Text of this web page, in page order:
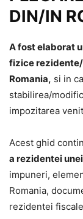
DIN/IN
A fost elaborat
fizice
Romania, si in
stabilirea/
impozitarea
Acest ghid
a rezidentei
impuneri,
Romania,
rezidentei